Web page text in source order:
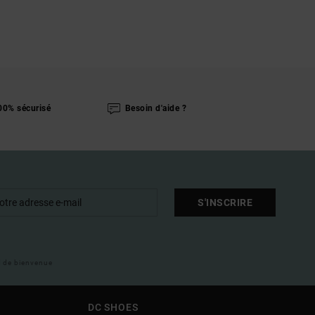
sécurisé Besoin d'aide ?
S'INSCRIRE
bienvenue
DC SHOES